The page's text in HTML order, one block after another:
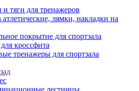
и тяги для тренажеров
атлетические, лямки, накладки на
покрытие для спортзала
кроссфита
тренажеры для спортзала
лестницы